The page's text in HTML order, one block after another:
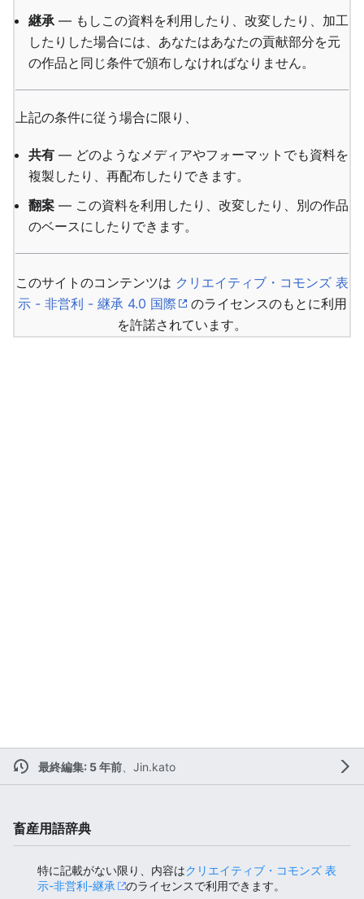
継承— もしこの資料を利用したり、改変したり、加工
したりした場合には、あなたはあなたの貢献部分を元
の作品と同じ条件で頒布しなければなりません。
上記の条件に従う場合に限り、
共有 — どのようなメディアやフォーマットでも資料を
複製したり、再配布したりできます。
翻案 — この資料を利用したり、改変したり、別の作品
のベースにしたりできます。
このサイトのコンテンツは クリエイティブ・コモンズ 表
示 - 非営利 - 継承 4.0 国際
のライセンスのもとに利用
を許諾されています。
最終編集: 5 年前、 Jin.kato
畜産用語辞典
特に記載がない限り、内容はクリエイティブ・コモンズ 表
示-非営利-継承
のライセンスで利用できます。